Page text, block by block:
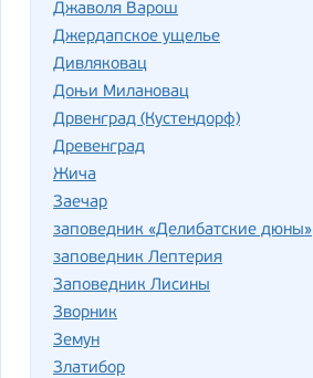
Джаволя Варош
Джердапское ущелье
Дивляковац
Доњи Милановац
Дрвенград (Кустендорф)
Древенград
Жича
Заечар
заповедник «Делибатские дюны»
заповедник Лептерия
Заповедник Лисины
Зворник
Земун
Златибор